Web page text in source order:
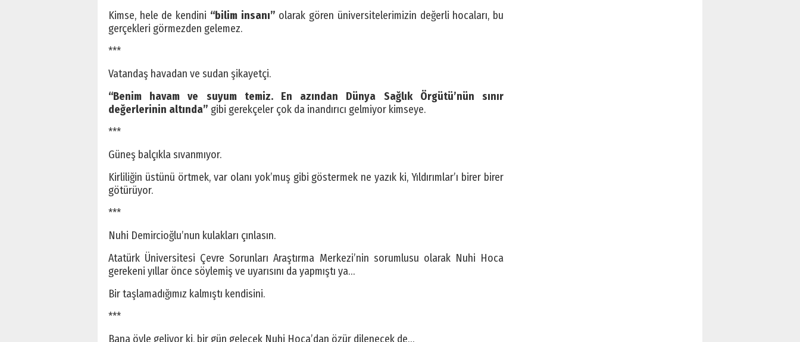
Kimse, hele de kendini “bilim insanı” olarak gören üniversitelerimizin değerli hocaları, bu
gerçekleri görmezden gelemez.
***
Vatandaş havadan ve sudan şikayetçi.
“Benim havam ve suyum temiz. En azından Dünya Sağlık Örgütü’nün sınır
değerlerinin altında” gibi gerekçeler çok da inandırıcı gelmiyor kimseye.
***
Güneş balçıkla sıvanmıyor.
Kirliliğin üstünü örtmek, var olanı yok’muş gibi göstermek ne yazık ki, Yıldırımlar’ı birer birer
götürüyor.
***
Nuhi Demircioğlu’nun kulakları çınlasın.
Atatürk Üniversitesi Çevre Sorunları Araştırma Merkezi’nin sorumlusu olarak Nuhi Hoca
gerekeni yıllar önce söylemiş ve uyarısını da yapmıştı ya…
Bir taşlamadığımız kalmıştı kendisini.
***
Bana öyle geliyor ki, bir gün gelecek Nuhi Hoca’dan özür dilenecek de…